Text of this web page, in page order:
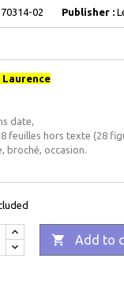
02 Publisher :
Laurence
date,
feuilles hors texte (28
broché, occasion .
 Add to